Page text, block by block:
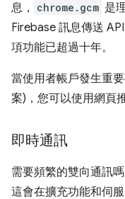
息，
chrome.gcm 是
Firebase 訊息傳送
項功能已超過十年。
當使用者帳戶發生重
案)，您可以使用網頁
即時通訊
需要頻繁的雙向通訊
這會在擴充功能和伺